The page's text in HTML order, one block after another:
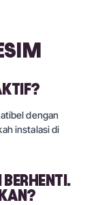
dengan
instalasi di